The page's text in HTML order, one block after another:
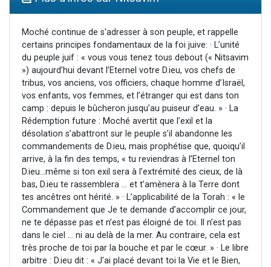
3 personnes viennent de faire un don pour 5 jours de vacances aux Orphelins
Odaya vient de donner son Maasser
2 personnes viennent de faire un don pour Tsédaka : pauvres d'Israel
Moché continue de s'adresser à son peuple, et rappelle
certains principes fondamentaux de la foi juive: · L’unité
du peuple juif : « vous vous tenez tous debout (« Nitsavim
») aujourd’hui devant l’Eternel votre D.ieu, vos chefs de
tribus, vos anciens, vos officiers, chaque homme d’Israël,
vos enfants, vos femmes, et l’étranger qui est dans ton
camp : depuis le bûcheron jusqu’au puiseur d’eau. » · La
Rédemption future : Moché avertit que l’exil et la
désolation s’abattront sur le peuple s’il abandonne les
commandements de D.ieu, mais prophétise que, quoiqu’il
arrive, à la fin des temps, « tu reviendras à l’Eternel ton
D.ieu…même si ton exil sera à l’extrémité des cieux, de là
bas, D.ieu te rassemblera … et t’amènera à la Terre dont
tes ancêtres ont hérité. » · L’applicabilité de la Torah : « le
Commandement que Je te demande d’accomplir ce jour,
ne te dépasse pas et n’est pas éloigné de toi. Il n’est pas
dans le ciel … ni au delà de la mer. Au contraire, cela est
très proche de toi par la bouche et par le cœur. » · Le libre
arbitre : D.ieu dit : « J’ai placé devant toi la Vie et le Bien,